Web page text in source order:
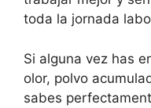
toda la jornada
Si alguna vez has
olor, polvo
sabes